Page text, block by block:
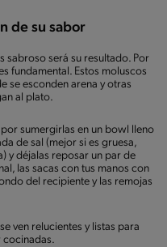
de su sabor
sabroso será su resultado. Por
fundamental. Estos moluscos
se esconden arena y otras
al plato.
sumergirlas en un bowl lleno
de sal (mejor si es gruesa,
y déjalas reposar un par de
las sacas con tus manos con
del recipiente y las remojas
ven relucientes y listas para
cocinadas.